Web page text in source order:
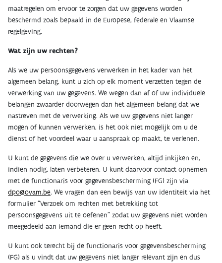
maatregelen om ervoor te zorgen dat uw gegevens worden
beschermd zoals bepaald in de Europese, federale en Vlaamse
regelgeving.
Wat zijn uw rechten?
Als we uw persoonsgegevens verwerken in het kader van het
algemeen belang, kunt u zich op elk moment verzetten tegen de
verwerking van uw gegevens. We wegen dan af of uw individuele
belangen zwaarder doorwegen dan het algemeen belang dat we
nastreven met de verwerking. Als we uw gegevens niet langer
mogen of kunnen verwerken, is het ook niet mogelijk om u de
dienst of het voordeel waar u aanspraak op maakt, te verlenen.
U kunt de gegevens die we over u verwerken, altijd inkijken en,
indien nodig, laten verbeteren. U kunt daarvoor contact opnemen
met de functionaris voor gegevensbescherming (FG) zijn via
dpo@ovam.be. We vragen dan een bewijs van uw identiteit via het
formulier “Verzoek om rechten met betrekking tot
persoonsgegevens uit te oefenen” zodat uw gegevens niet worden
meegedeeld aan iemand die er geen recht op heeft.
U kunt ook terecht bij de functionaris voor gegevensbescherming
(FG) als u vindt dat uw gegevens niet langer relevant zijn en dus